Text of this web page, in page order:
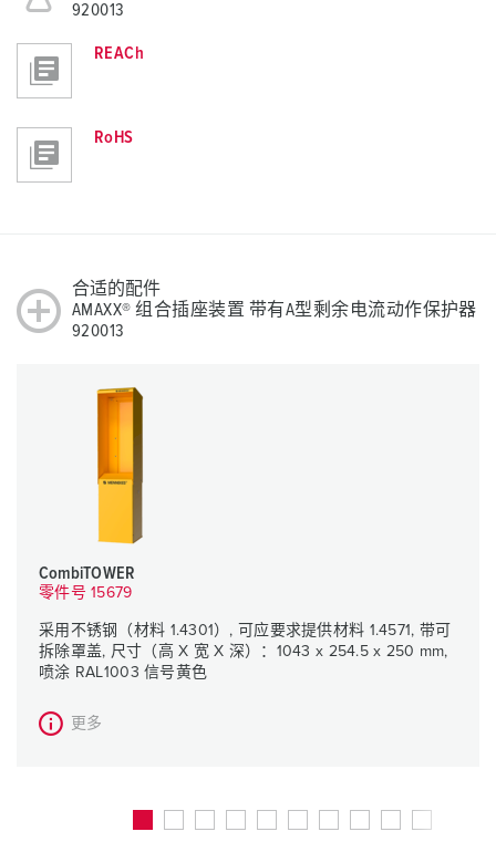
920013
REACh
RoHS
合适的配件
AMAXX® 组合插座装置 带有A型剩余电流动作保护器
920013
CombiTOWER
零件号 15679
采用不锈钢（材料 1.4301）, 可应要求提供材料 1.4571, 带可
拆除罩盖, 尺寸（高 X 宽 X 深）：1043 x 254.5 x 250 mm,
喷涂 RAL1003 信号黄色
更多